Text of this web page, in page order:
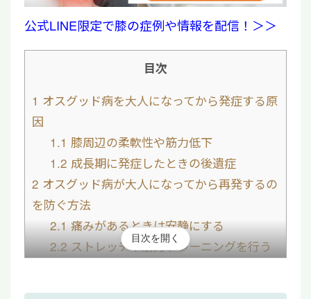
公式LINE限定で膝の症例や情報を配信！＞＞
目次
1 オスグッド病を大人になってから発症する原
因
1.1 膝周辺の柔軟性や筋力低下
1.2 成長期に発症したときの後遺症
2 オスグッド病が大人になってから再発するの
を防ぐ方法
2.1痛みがあるときは安静にする
2.2ストレッチや筋力トレーニングを行う
目次を開く